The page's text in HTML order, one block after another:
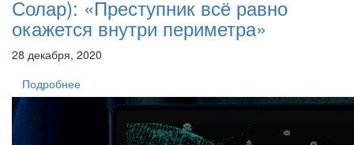
Солар): «Преступник всё равно
окажется внутри периметра»
28 декабря, 2020
Подробнее